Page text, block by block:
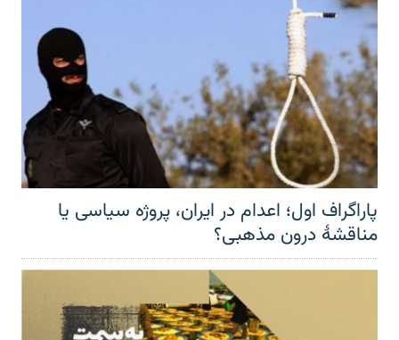
پاراگراف اول؛ اعدام در ایران، پروژه سیاسی یا
مناقشهٔ درون مذهبی؟